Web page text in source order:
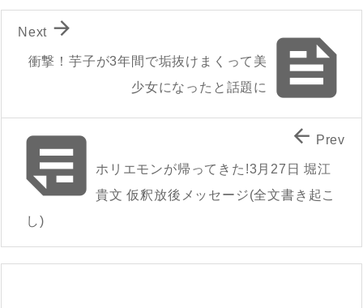

衝撃！芋子が3年間で垢抜けまくって美
少女になったと話題に

Next
ホリエモンが帰ってきた!3月27日 堀江
貴文 仮釈放後メッセージ(全文書き起こ
し)
 Prev